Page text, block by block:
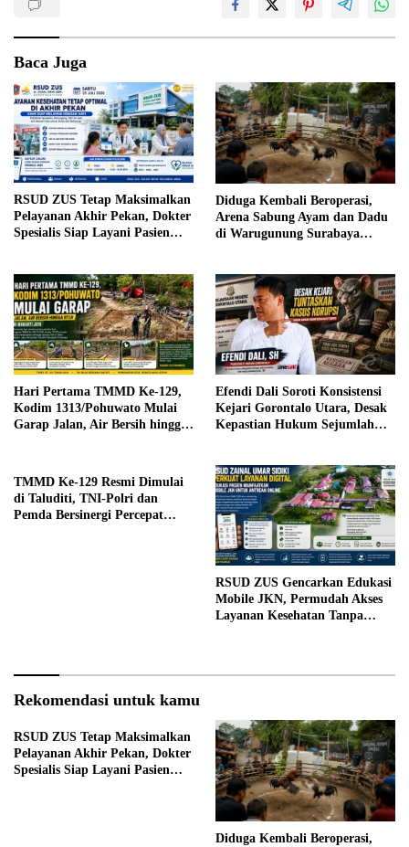
Baca Juga
RSUD ZUS Tetap Maksimalkan
Pelayanan Akhir Pekan, Dokter
Spesialis Siap Layani Pasien
Diduga Kembali Beroperasi,
Arena Sabung Ayam dan Dadu
di Warugunung Surabaya
Hari Pertama TMMD Ke-129,
Kodim 1313/Pohuwato Mulai
Garap Jalan, Air Bersih hingga
Efendi Dali Soroti Konsistensi
Kejari Gorontalo Utara, Desak
Kepastian Hukum Sejumlah
TMMD Ke-129 Resmi Dimulai
di Taluditi, TNI-Polri dan
Pemda Bersinergi Percepat
RSUD ZUS Gencarkan Edukasi
Mobile JKN, Permudah Akses
Layanan Kesehatan Tanpa
Rekomendasi untuk kamu
RSUD ZUS Tetap Maksimalkan
Pelayanan Akhir Pekan, Dokter
Spesialis Siap Layani Pasien
Diduga Kembali Beroperasi,